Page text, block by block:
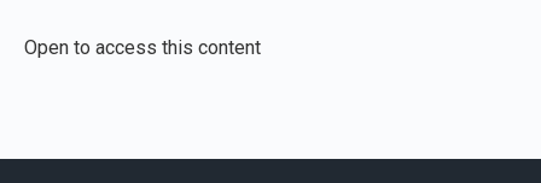
Open to access this content